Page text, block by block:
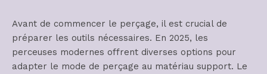
Avant de commencer le perçage, il est crucial de
préparer les outils nécessaires. En 2025, les
perceuses modernes offrent diverses options pour
adapter le mode de perçage au matériau support. Le